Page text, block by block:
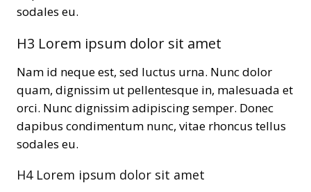
sodales eu.
H3 Lorem ipsum dolor sit amet
Nam id neque est, sed luctus urna. Nunc dolor
quam, dignissim ut pellentesque in, malesuada et
orci. Nunc dignissim adipiscing semper. Donec
dapibus condimentum nunc, vitae rhoncus tellus
sodales eu.
H4 Lorem ipsum dolor sit amet